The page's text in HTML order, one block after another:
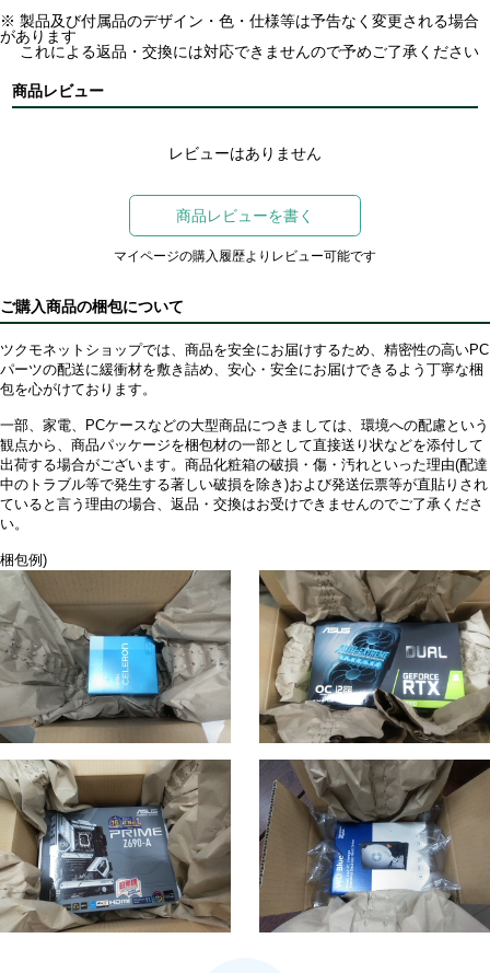
※ 製品及び付属品のデザイン・色・仕様等は予告なく変更される場合
があります
これによる返品・交換には対応できませんので予めご了承ください
商品レビュー
レビューはありません
商品レビューを書く
マイページの購入履歴よりレビュー可能です
ご購入商品の梱包について
ツクモネットショップでは、商品を安全にお届けするため、精密性の高いPC
パーツの配送に緩衝材を敷き詰め、安心・安全にお届けできるよう丁寧な梱
包を心がけております。
一部、家電、PCケースなどの大型商品につきましては、環境への配慮という
観点から、商品パッケージを梱包材の一部として直接送り状などを添付して
出荷する場合がございます。商品化粧箱の破損・傷・汚れといった理由(配達
中のトラブル等で発生する著しい破損を除き)および発送伝票等が直貼りされ
ていると言う理由の場合、返品・交換はお受けできませんのでご了承くださ
い。
梱包例)